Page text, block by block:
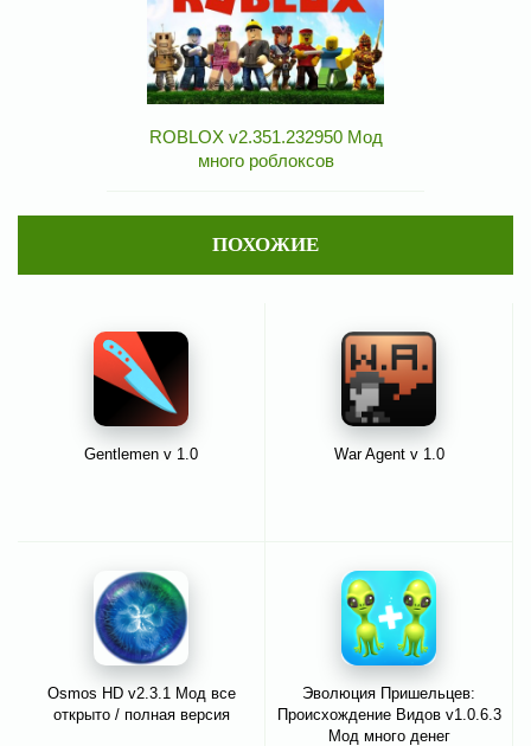
ROBLOX v2.351.232950 Мод
много роблоксов
ПОХОЖИЕ
Gentlemen v 1.0 War Agent v 1.0
Osmos HD v2.3.1 Мод все
открыто / полная версия
Эволюция Пришельцев:
Происхождение Видов v1.0.6.3
Мод много денег